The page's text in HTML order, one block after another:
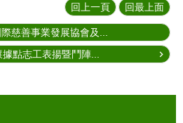
回上一頁 回最上面
慈善事業發展協會及...
點志工表揚暨鬥陣...